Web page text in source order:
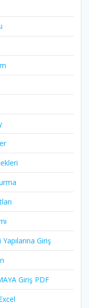
Giriş
Giriş PDF